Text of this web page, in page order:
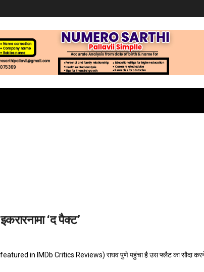
‘द पैक्ट’
in IMDb Critics Reviews) राघव पुणे पहुंचा है उस फ्लैट का सौदा करने